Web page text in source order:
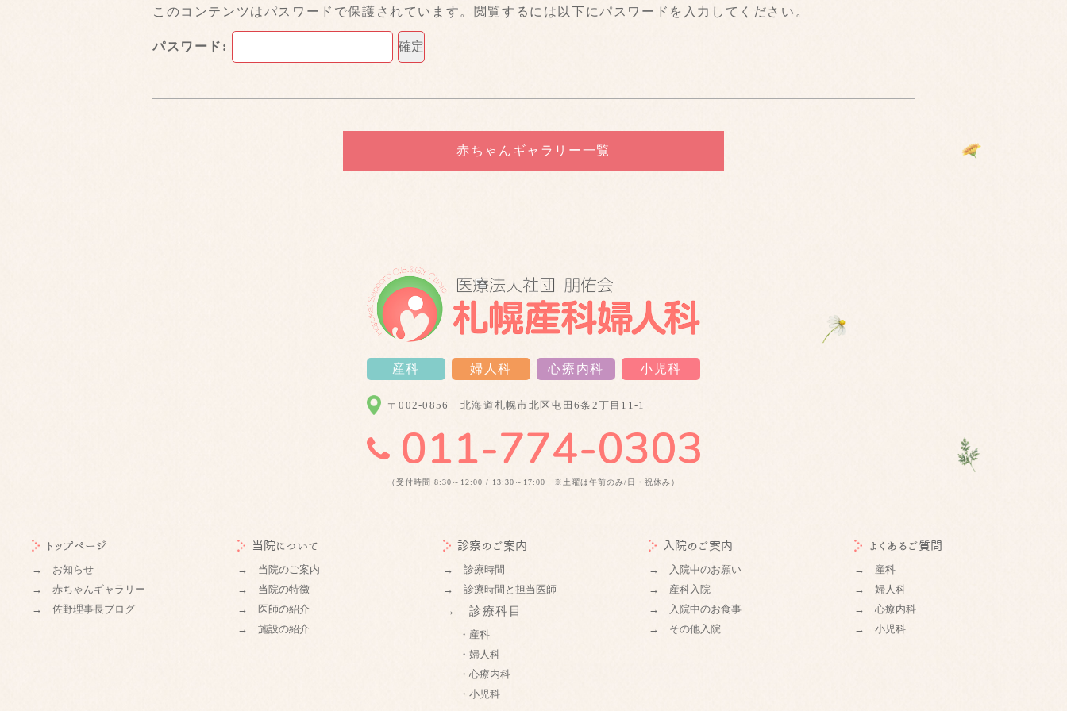
このコンテンツはパスワードで保護されています。閲覧するには以下にパスワードを入力してください。
パスワード:
赤ちゃんギャラリー一覧
産科 婦人科 心療内科 小児科
〒002-0856 北海道札幌市北区屯田6条2丁目11-1
（受付時間 8:30～12:00 / 13:30～17:00 ※土曜は午前のみ/日・祝休み）
トップページ
→ お知らせ
→ 赤ちゃんギャラリー
→ 佐野理事長ブログ
当院について
→ 当院のご案内
→ 当院の特徴
→ 医師の紹介
→ 施設の紹介
診察のご案内
→ 診療時間
→ 診療時間と担当医師
→ 診療科目
・産科
・婦人科
・心療内科
・小児科
入院のご案内
→ 入院中のお願い
→ 産科入院
→ 入院中のお食事
→ その他入院
よくあるご質問
→ 産科
→ 婦人科
→ 心療内科
→ 小児科